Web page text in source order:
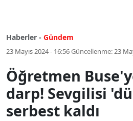
Haberler - Gündem
23 Mayıs 2024 - 16:56Güncellenme:23
Öğretmen
darp! Sevgilisi
serbest kaldı